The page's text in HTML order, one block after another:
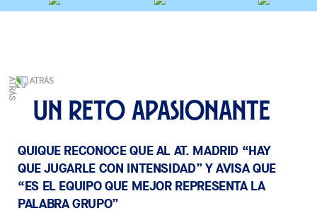
ATRÁS
Un reto apasionante
QUIQUE RECONOCE QUE AL AT. MADRID “HAY
QUE JUGARLE CON INTENSIDAD” Y AVISA QUE
“ES EL EQUIPO QUE MEJOR REPRESENTA LA
PALABRA GRUPO”